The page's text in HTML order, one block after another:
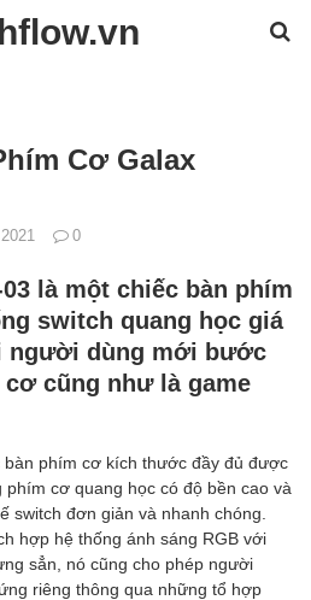
Cơ Galax
0
là một chiếc bàn phím
switch quang học giá
người dùng mới bước
cũng như là game
bàn phím cơ kích thước đầy đủ được
cơ quang học có độ bền cao và
switch đơn giản và nhanh chóng.
hợp hệ thống ánh sáng RGB với
sẳn, nó cũng cho phép người
riêng thông qua những tổ hợp